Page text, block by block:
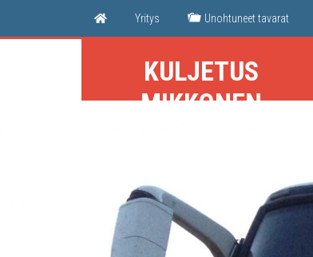
Yri­tys Unoh­tu­neet tavarat
KULJETUS
MIKKONEN